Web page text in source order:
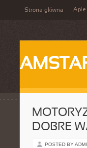
Strona główna Aple
DOBRE
POSTED BY